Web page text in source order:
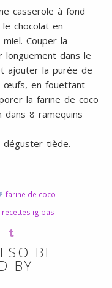
casserole à fond
chocolat en
Couper la
dans le
ajouter la purée de
œufs, en fouettant
la farine de coco
8 ramequins
tiède.
farine de coco
recettes ig bas
BE
BY